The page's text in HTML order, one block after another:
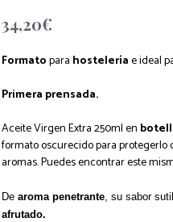
34,20€
Formatopara hosteleríae ideal
Primera prensada.
Aceite Virgen Extra 250ml en
formato oscurecido para protegerlo
aromas. Puedes encontrar este
De aroma penetrante, su sabor
afrutado.